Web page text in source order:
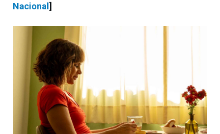
Nacional ]